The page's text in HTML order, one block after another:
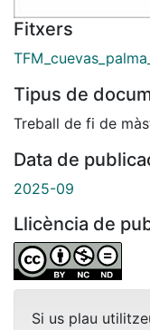
Fitxers
Tipus de
Treball de fi de
Data de
2025-09
Llicència de
Si us plau